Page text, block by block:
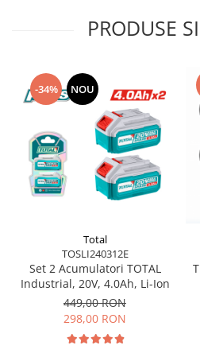
PRODUSE
-34% NOU
Total
TOSLI240312E
Set 2 Acumulatori TOTAL
Industrial, 20V, 4.0Ah, Li-Ion
449,00 RON
298,00 RON